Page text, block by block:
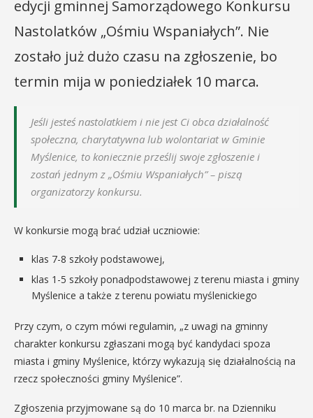
edycji gminnej Samorządowego Konkursu
Nastolatków „Ośmiu Wspaniałych”. Nie
zostało już dużo czasu na zgłoszenie, bo
termin mija w poniedziałek 10 marca.
Jeśli jesteś nastolatkiem i nie jest Ci obca działalność
społeczna, charytatywna lub wolontariat w Gminie
Myślenice, to koniecznie prześlij swoje zgłoszenie i
zostań jednym z „Ośmiu Wspaniałych” – piszą
organizatorzy konkursu.
W konkursie mogą brać udział uczniowie:
klas 7-8 szkoły podstawowej,
klas 1-5 szkoły ponadpodstawowej z terenu miasta i gminy
Myślenice a także z terenu powiatu myślenickiego
Przy czym, o czym mówi regulamin, „z uwagi na gminny
charakter konkursu zgłaszani mogą być kandydaci spoza
miasta i gminy Myślenice, którzy wykazują się działalnością na
rzecz społeczności gminy Myślenice”.
Zgłoszenia przyjmowane są do 10 marca br. na Dzienniku